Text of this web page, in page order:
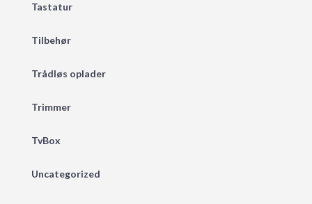
Tastatur
Tilbehør
Trådløs oplader
Trimmer
TvBox
Uncategorized